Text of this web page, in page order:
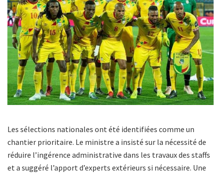
Les sélections nationales ont été identifiées comme un
chantier prioritaire. Le ministre a insisté sur la nécessité de
réduire l’ingérence administrative dans les travaux des staffs
et a suggéré l’apport d’experts extérieurs si nécessaire. Une